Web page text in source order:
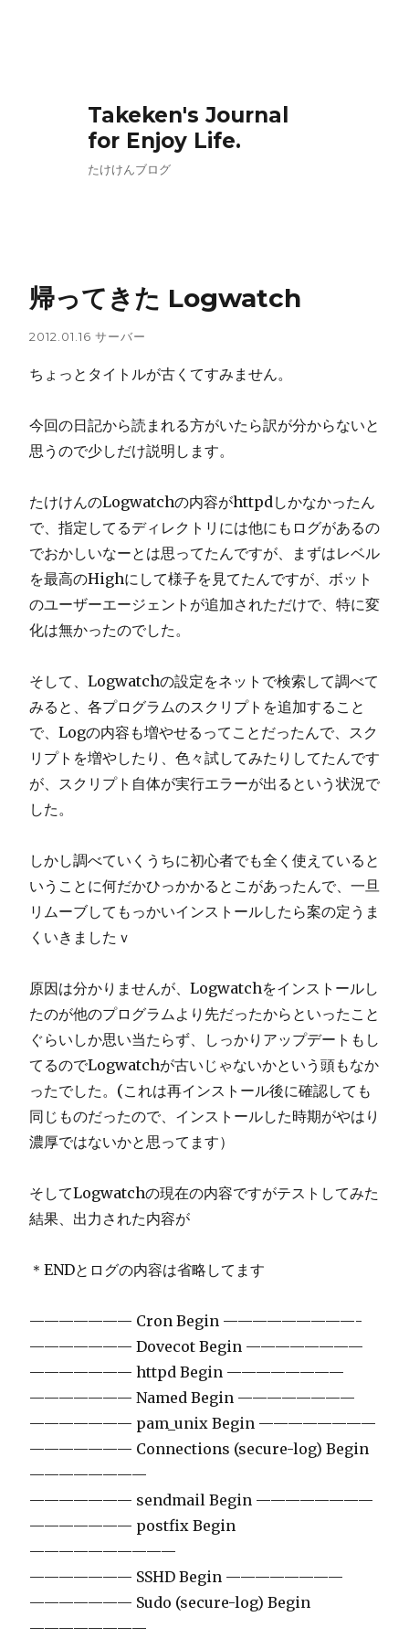
Takeken's Journal
for Enjoy Life.
たけけんブログ
帰ってきた Logwatch
2012.01.16 サーバー
ちょっとタイトルが古くてすみません。
今回の日記から読まれる方がいたら訳が分からないと
思うので少しだけ説明します。
たけけんのLogwatchの内容がhttpdしかなかったん
で、指定してるディレクトリには他にもログがあるの
でおかしいなーとは思ってたんですが、まずはレベル
を最高のHighにして様子を見てたんですが、ボット
のユーザーエージェントが追加されただけで、特に変
化は無かったのでした。
そして、Logwatchの設定をネットで検索して調べて
みると、各プログラムのスクリプトを追加すること
で、Logの内容も増やせるってことだったんで、スク
リプトを増やしたり、色々試してみたりしてたんです
が、スクリプト自体が実行エラーが出るという状況で
した。
しかし調べていくうちに初心者でも全く使えていると
いうことに何だかひっかかるとこがあったんで、一旦
リムーブしてもっかいインストールしたら案の定うま
くいきましたｖ
原因は分かりませんが、Logwatchをインストールし
たのが他のプログラムより先だったからといったこと
ぐらいしか思い当たらず、しっかりアップデートもし
てるのでLogwatchが古いじゃないかという頭もなか
ったでした。(これは再インストール後に確認しても
同じものだったので、インストールした時期がやはり
濃厚ではないかと思ってます）
そしてLogwatchの現在の内容ですがテストしてみた
結果、出力された内容が
＊ENDとログの内容は省略してます
——————— Cron Begin —————————-
——————— Dovecot Begin ————————
——————— httpd Begin ————————
——————— Named Begin ————————
——————— pam_unix Begin ————————
——————— Connections (secure-log) Begin
————————
——————— sendmail Begin ————————
——————— postfix Begin
——————————
——————— SSHD Begin ————————
——————— Sudo (secure-log) Begin
————————